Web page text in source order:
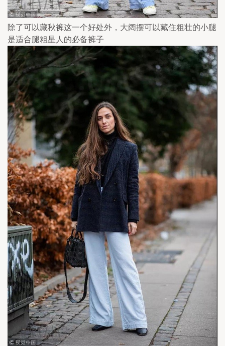
除了可以藏秋裤这一个好处外，大阔摆可以藏住粗壮的小腿
是适合腿粗星人的必备裤子